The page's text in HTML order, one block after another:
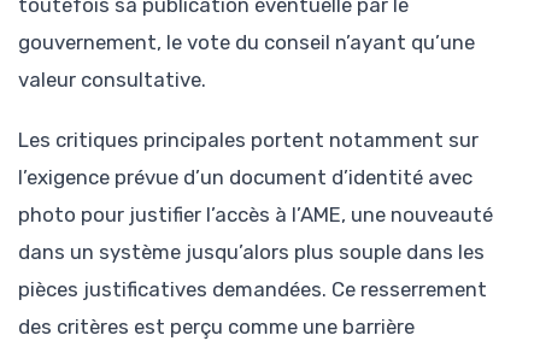
toutefois sa publication éventuelle par le
gouvernement, le vote du conseil n’ayant qu’une
valeur consultative.
Les critiques principales portent notamment sur
l’exigence prévue d’un document d’identité avec
photo pour justifier l’accès à l’AME, une nouveauté
dans un système jusqu’alors plus souple dans les
pièces justificatives demandées. Ce resserrement
des critères est perçu comme une barrière